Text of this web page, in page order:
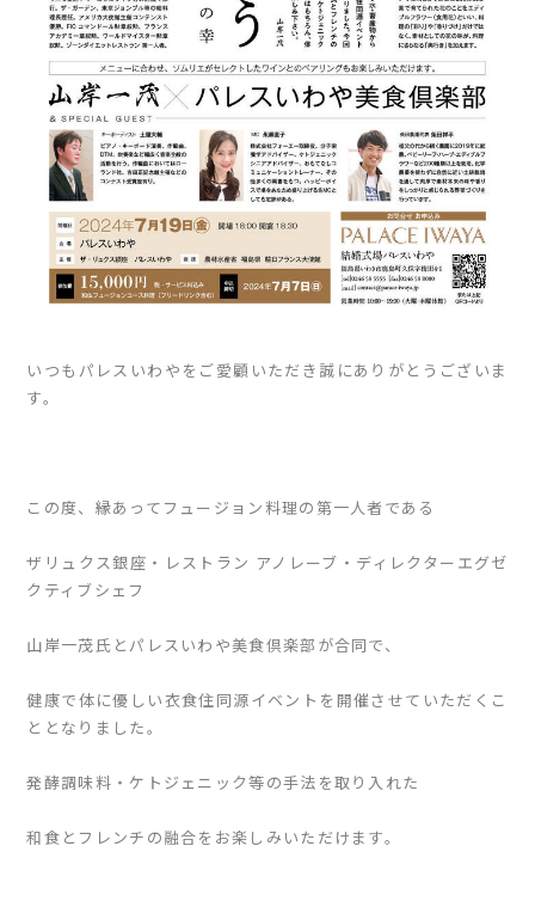
いつもパレスいわやをご愛顧いただき誠にありがとうございま
す。
この度、縁あってフュージョン料理の第一人者である
ザリュクス銀座・レストラン アノレーブ・ディレクターエグゼ
クティブシェフ
山岸一茂氏とパレスいわや美食倶楽部が合同で、
健康で体に優しい衣食住同源イベントを開催させていただくこ
ととなりました。
発酵調味料・ケトジェニック等の手法を取り入れた
和食とフレンチの融合をお楽しみいただけます。